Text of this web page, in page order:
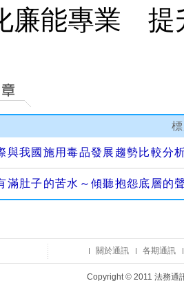
廉能專業 提
與我國施用毒品發展趨勢比較分
滿肚子的苦水～傾聽抱怨底層的
關於通訊 各期通訊
Copyright © 2011 法務